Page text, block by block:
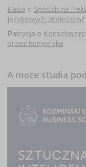
Kasia o Sposób na
językowych znaleziony!
Patrycja o
przez komornika
A może studia